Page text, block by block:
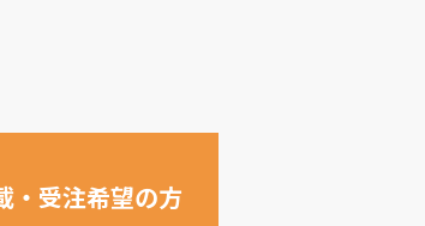
・受注希望の方